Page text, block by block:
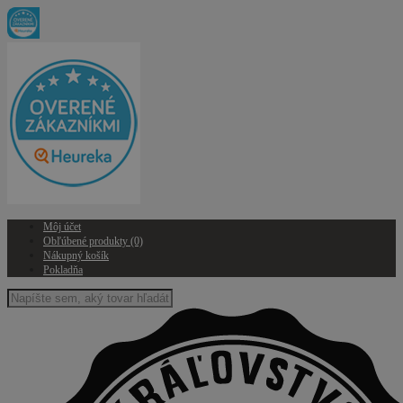
Môj účet
Obľúbené produkty (0)
Nákupný košík
Pokladňa